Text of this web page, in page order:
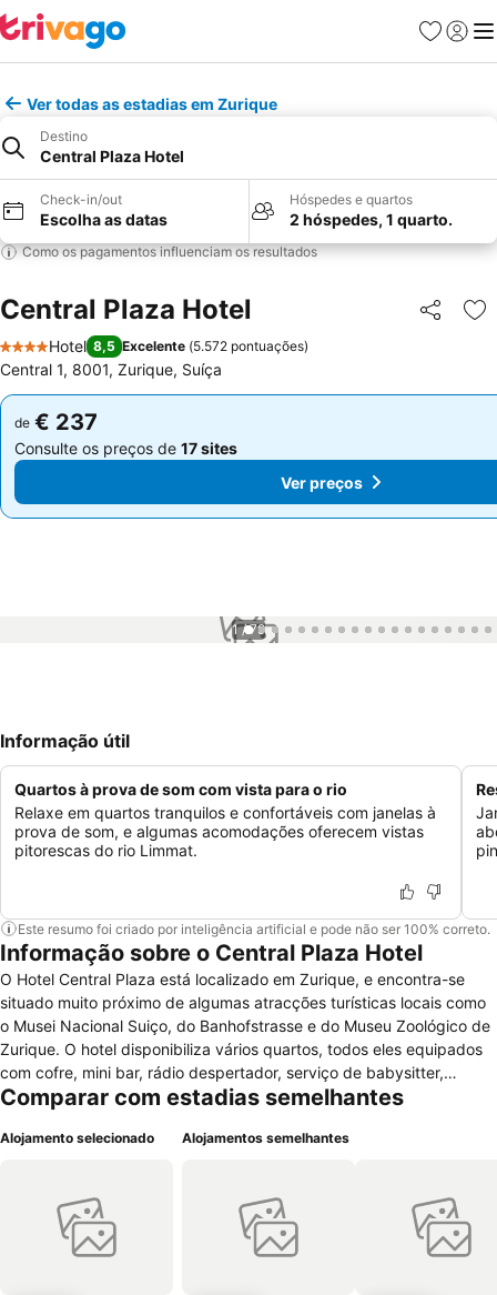
Favoritos
Iniciar
Ver todas as estadias em Zurique
Destino
Central Plaza Hotel
Check-in/out
Escolha as datas
Hóspedes e quartos
2 hóspedes, 1 quarto.
Como os pagamentos influenciam os resultados
Central Plaza Hotel Partilhar
4 Estrelas
Hotel 8,5 Excelente (5.572 pontuações)
Central 1, 8001, Zurique, Suíça
de € 237
Consulte os preços de 17 sites
de € 237
Consulte os preços de 17 sites
Ver preços
1 / 79
Informação útil
Quartos à prova de som com vista para o rio
Relaxe em quartos tranquilos e confortáveis com janelas à
prova de som, e algumas acomodações oferecem vistas
pitorescas do rio Limmat.
Este resumo foi criado por inteligência artificial e pode não ser 100% correto.
Informação sobre o Central Plaza Hotel
O Hotel Central Plaza está localizado em Zurique, e encontra-se
situado muito próximo de algumas atracções turísticas locais como
o Musei Nacional Suiço, do Banhofstrasse e do Museu Zoológico de
Zurique. O hotel disponibiliza vários quartos, todos eles equipados
com cofre, mini bar, rádio despertador, serviço de babysitter,
chaves electrónicas, secador de cabelo, acesso á internet sem fio
ar condicionado, jornais de cortesia e roupas de cama anti
condicionado nas zonas comuns, elevador, bagageiro, engraxador,
estacionamento pago, segurança, multibanco, porteiro, câmbio,
cofre na recepção 24h, staff com conhecimentos linguísticos,
Comparar com estadias semelhantes
Alojamento selecionado Alojamentos semelhantes